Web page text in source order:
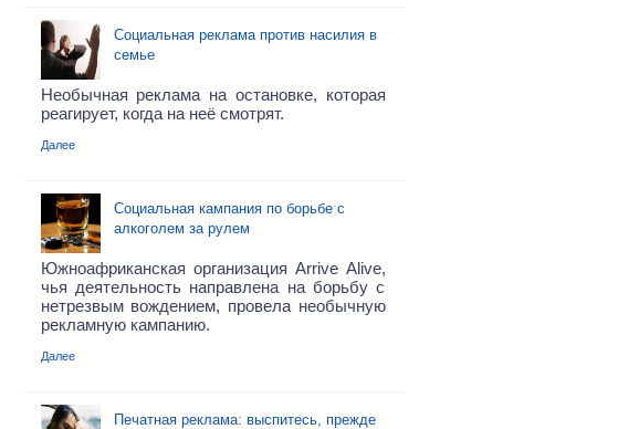
Социальная реклама против насилия в
семье
Необычная реклама на остановке, которая
реагирует, когда на неё смотрят.
Далее
Социальная кампания по борьбе с
алкоголем за рулем
Южноафриканская организация Arrive Alive,
чья деятельность направлена на борьбу с
нетрезвым вождением, провела необычную
рекламную кампанию.
Далее
Печатная реклама: выспитесь, прежде